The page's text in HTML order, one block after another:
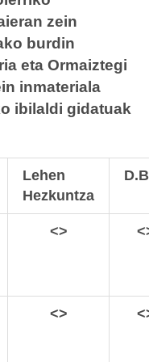
zein
burdin
eta Ormaiztegi
inmateriala
ibilaldi gidatuak
Lehen
Hezkuntza
<>
<>